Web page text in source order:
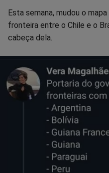
Esta semana, mudou o
fronteira entre o Chile e o
cabeça dela.